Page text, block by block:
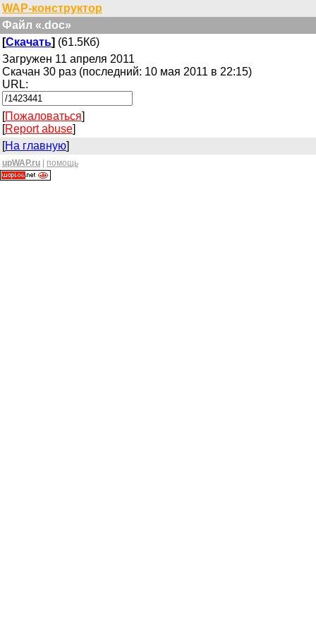
WAP-конструктор
Файл «.doc»
[Скачать] (61.5Кб)
Загружен 11 апреля 2011
Скачан 30 раз (последний: 10 мая 2011 в 22:15)
URL:
[Пожаловаться]
[Report abuse]
[На главную]
upWAP.ru помощь